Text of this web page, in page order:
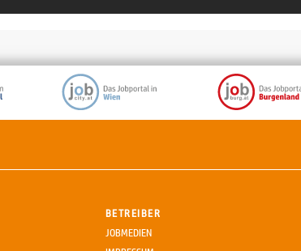
BETREIBER
JOBMEDIEN